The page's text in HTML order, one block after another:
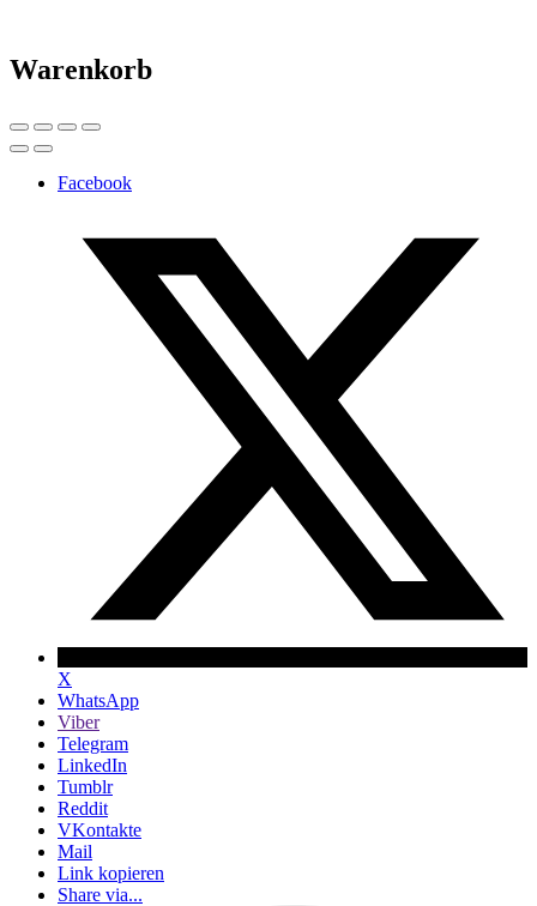
Warenkorb
Facebook
X
WhatsApp
Viber
Telegram
LinkedIn
Tumblr
Reddit
VKontakte
Mail
Link kopieren
Share via...